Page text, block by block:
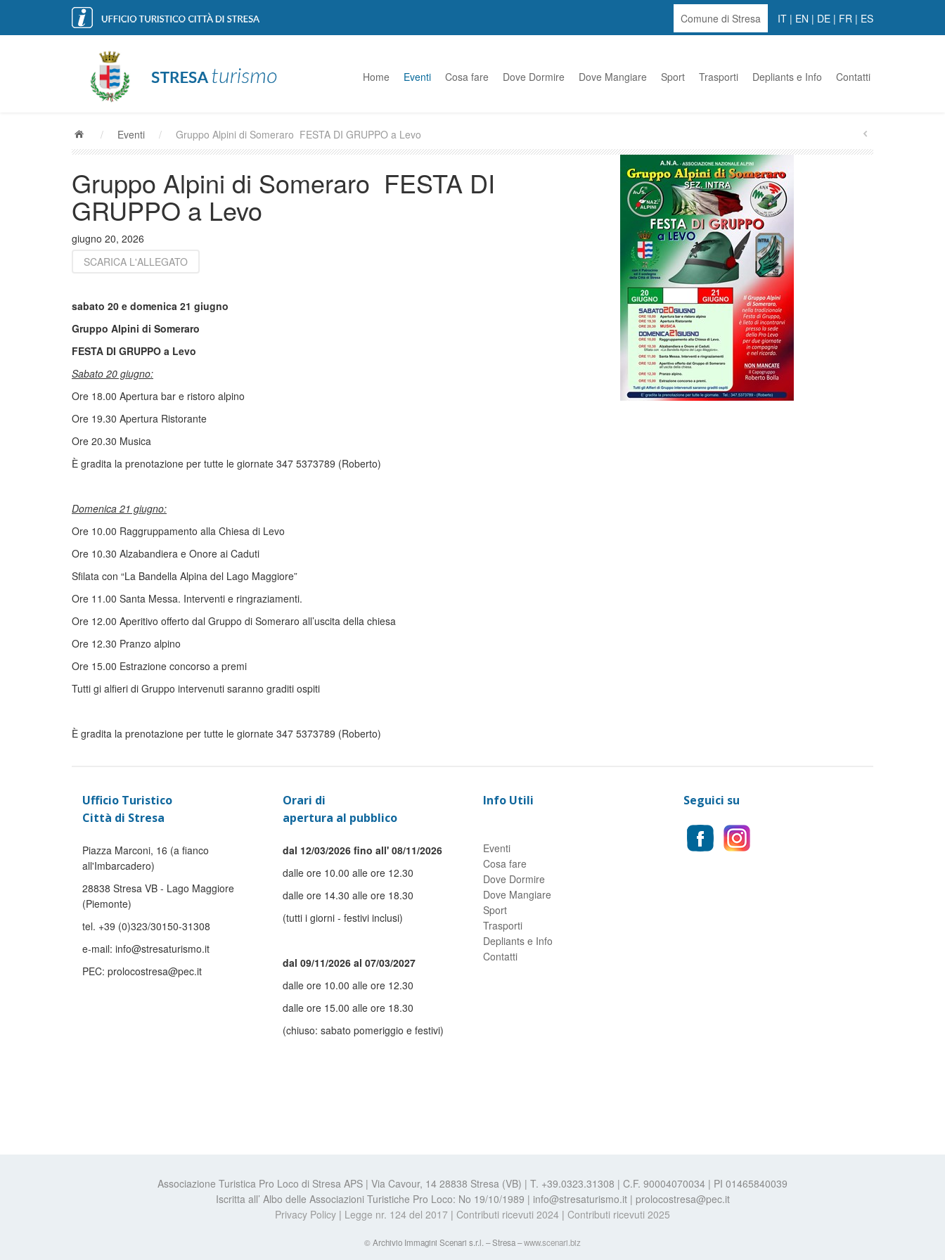
Comune di Stresa IT | EN | DE | FR | ES
Home Eventi Cosa fare Dove Dormire Dove Mangiare Sport Trasporti Depliants e Info Contatti
/ Eventi / Gruppo Alpini di Someraro FESTA DI GRUPPO a Levo
Gruppo Alpini di Someraro FESTA DI
GRUPPO a Levo
giugno 20, 2026
SCARICA L'ALLEGATO
sabato 20 e domenica 21 giugno
Gruppo Alpini di Someraro
FESTA DI GRUPPO a Levo
Sabato 20 giugno:
Ore 18.00 Apertura bar e ristoro alpino
Ore 19.30 Apertura Ristorante
Ore 20.30 Musica
È gradita la prenotazione per tutte le giornate 347 5373789 (Roberto)
Domenica 21 giugno:
Ore 10.00 Raggruppamento alla Chiesa di Levo
Ore 10.30 Alzabandiera e Onore ai Caduti
Sfilata con “La Bandella Alpina del Lago Maggiore”
Ore 11.00 Santa Messa. Interventi e ringraziamenti.
Ore 12.00 Aperitivo offerto dal Gruppo di Someraro all’uscita della chiesa
Ore 12.30 Pranzo alpino
Ore 15.00 Estrazione concorso a premi
Tutti gi alfieri di Gruppo intervenuti saranno graditi ospiti
È gradita la prenotazione per tutte le giornate 347 5373789 (Roberto)
Ufficio Turistico
Città di Stresa
Piazza Marconi, 16 (a fianco
all'Imbarcadero)
28838 Stresa VB - Lago Maggiore
(Piemonte)
tel. +39 (0)323/30150-31308
e-mail: info@stresaturismo.it
PEC: prolocostresa@pec.it
Orari di
apertura al pubblico
dal 12/03/2026 fino all' 08/11/2026
dalle ore 10.00 alle ore 12.30
dalle ore 14.30 alle ore 18.30
(tutti i giorni - festivi inclusi)
dal 09/11/2026 al 07/03/2027
dalle ore 10.00 alle ore 12.30
dalle ore 15.00 alle ore 18.30
(chiuso: sabato pomeriggio e festivi)
Info Utili
Eventi
Cosa fare
Dove Dormire
Dove Mangiare
Sport
Trasporti
Depliants e Info
Contatti
Seguici su
Associazione Turistica Pro Loco di Stresa APS | Via Cavour, 14 28838 Stresa (VB) | T. +39.0323.31308 | C.F. 90004070034 | PI 01465840039
Iscritta all’ Albo delle Associazioni Turistiche Pro Loco: No 19/10/1989 | info@stresaturismo.it | prolocostresa@pec.it
Privacy Policy | Legge nr. 124 del 2017 | Contributi ricevuti 2024 | Contributi ricevuti 2025
© Archivio Immagini Scenari s.r.l. – Stresa –www.scenari.biz